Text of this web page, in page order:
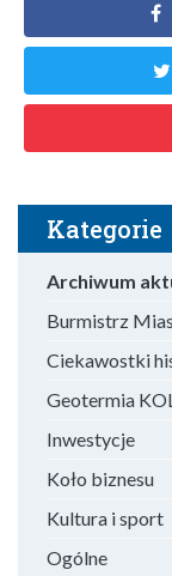
Kategorie
Archiwum
Burmistrz
Ciekawostki
Geotermia
Inwestycje
Koło biznesu
Kultura i sport
Ogólne